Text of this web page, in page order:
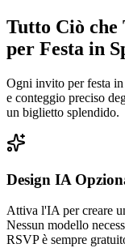
Tutto Ciò
per Festa in
Ogni invito per festa
e conteggio preciso
un biglietto splendido.
Design IA
Attiva l'IA per creare
Nessun modello
RSVP è sempre